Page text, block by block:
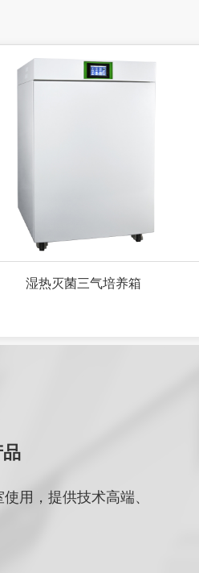
湿热灭菌三气培养箱
用，提供技术高端、